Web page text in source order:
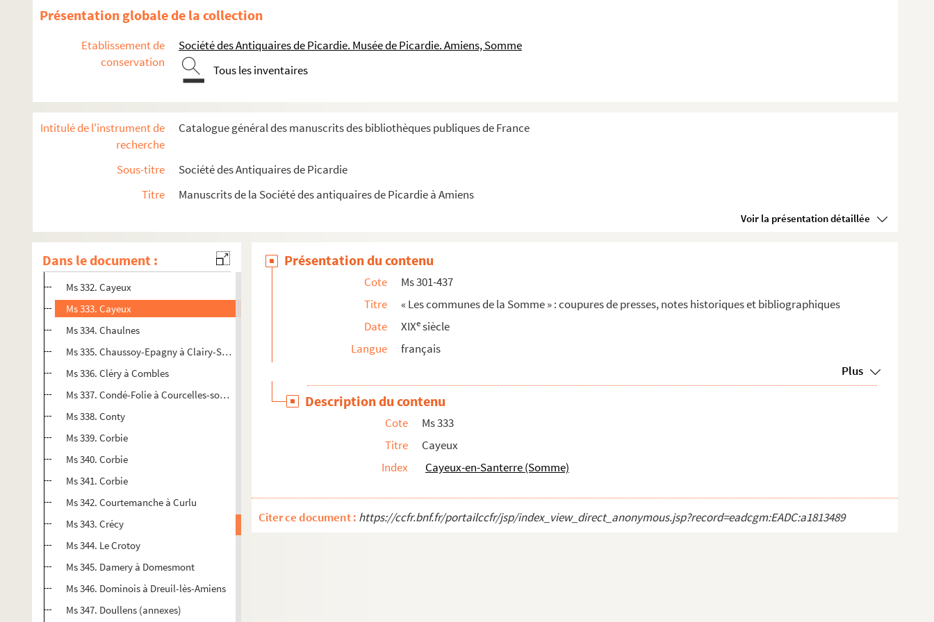
Présentation globale de la collection
Etablissement de
conservation
Société des Antiquaires de Picardie. Musée de Picardie. Amiens, Somme
Tous les inventaires
Intitulé de l'instrument de
recherche
Catalogue général des manuscrits des bibliothèques publiques de France
Sous-titre
Société des Antiquaires de Picardie
Titre
Manuscrits de la Société des antiquaires de Picardie à Amiens
Voir la présentation détaillée
Dans le document :
Ms 319. Bernaville
Ms 321. Bettembos à Le Bosquel
Ms 322. Bouchavesnes à Bourdon
Ms 324. Boves
Ms 325. Boves
Ms 328. Cachy à Caix
Ms 330. Camon
Ms 331. Cannessières à La Chapelle-sous-Poix
Ms 332. Cayeux
Ms 333. Cayeux
Ms 334. Chaulnes
Ms 335. Chaussoy-Epagny à Clairy-Saulchoy
Ms 336. Cléry à Combles
Ms 337. Condé-Folie à Courcelles-sous-Thoix
Ms 338. Conty
Ms 339. Corbie
Ms 340. Corbie
Ms 341. Corbie
Ms 342. Courtemanche à Curlu
Ms 343. Crécy
Ms 344. Le Crotoy
Ms 345. Damery à Domesmont
Ms 346. Dominois à Dreuil-lès-Amiens
Ms 347. Doullens (annexes)
Présentation du contenu
Cote
Ms 301-437
Titre
« Les communes de la Somme » : coupures de presses, notes historiques et bibliographiques
Date
XIXesiècle
Langue
français
Plus
Description du contenu
Cote
Ms 333
Titre
Cayeux
Index
Cayeux-en-Santerre (Somme)
Citer ce document : https://ccfr.bnf.fr/portailccfr/jsp/index_view_direct_anonymous.jsp?record=eadcgm:EADC:a1813489